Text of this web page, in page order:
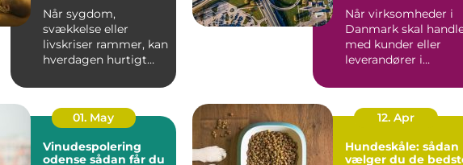
Når sygdom,
svækkelse eller
livskriser rammer, kan
hverdagen hurtigt
Mange oplev...
Når virksomheder i
Danmark skal
med kunder eller
leverandører i
transport t...
01. May
Vinudespolering
odense sådan får du
12. Apr
Hundeskåle: sådan
vælger du de